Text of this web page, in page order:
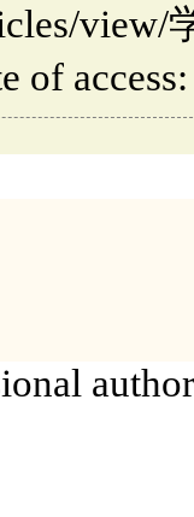
of